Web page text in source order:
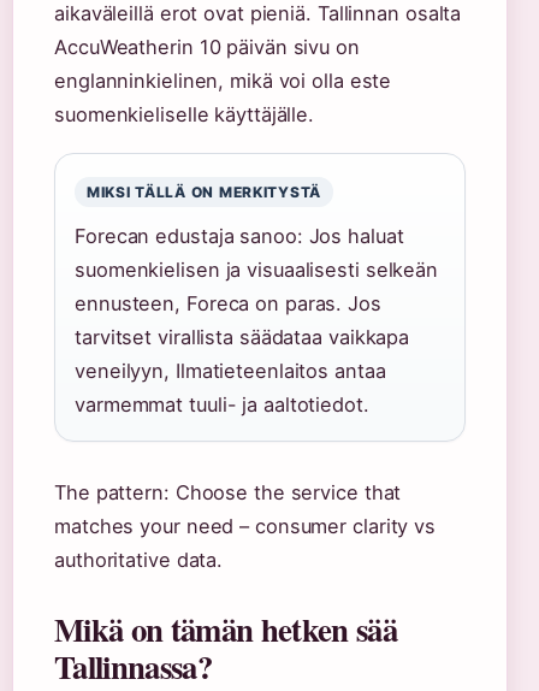
aikaväleillä erot ovat pieniä. Tallinnan osalta
AccuWeatherin 10 päivän sivu on
englanninkielinen, mikä voi olla este
suomenkieliselle käyttäjälle.
MIKSI TÄLLÄ ON MERKITYSTÄ
Forecan edustaja sanoo: Jos haluat
suomenkielisen ja visuaalisesti selkeän
ennusteen, Foreca on paras. Jos
tarvitset virallista säädataa vaikkapa
veneilyyn, Ilmatieteenlaitos antaa
varmemmat tuuli- ja aaltotiedot.
The pattern: Choose the service that
matches your need – consumer clarity vs
authoritative data.
Mikä on tämän hetken sää
Tallinnassa?